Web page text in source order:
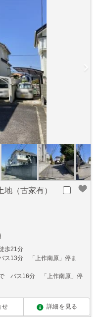
（古家有）
歩21分
ス13分 「上作南原」停ま
で バス16分 「上作南原」停
せ 詳細を見る